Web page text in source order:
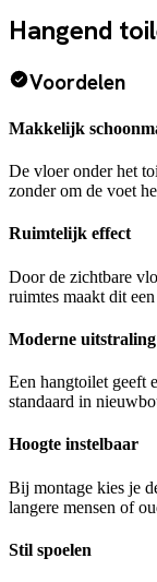
Hangend
Voordelen
Makkelijk
De vloer onder het
zonder om de voet
Ruimtelijk effect
Door de zichtbare
ruimtes maakt dit
Moderne uitstraling
Een hangtoilet geeft
standaard in
Hoogte instelbaar
Bij montage kies je
langere mensen of
Stil spoelen